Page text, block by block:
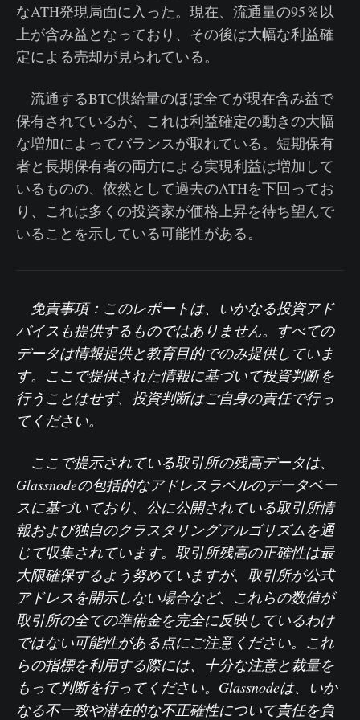
なATH発現局面に入った。現在、流通量の95％以
上が含み益となっており、その後は大幅な利益確
定による売却が見られている。
流通するBTC供給量のほぼ全てが現在含み益で
保有されているが、これは利益確定の動きの大幅
な増加によってバランスが取れている。短期保有
者と長期保有者の両方による実現利益は増加して
いるものの、依然として過去のATHを下回ってお
り、これは多くの投資家が価格上昇を待ち望んで
いることを示している可能性がある。
免責事項：このレポートは、いかなる投資アド
バイスも提供するものではありません。すべての
データは情報提供と教育目的でのみ提供していま
す。ここで提供された情報に基づいて投資判断を
行うことはせず、投資判断はご自身の責任で行っ
てください。
ここで提示されている取引所の残高データは、
Glassnodeの包括的なアドレスラベルのデータベー
スに基づいており、公に公開されている取引所情
報および独自のクラスタリングアルゴリズムを通
じて収集されています。取引所残高の正確性は最
大限確保するよう努めていますが、取引所が公式
アドレスを開示しない場合など、これらの数値が
取引所の全ての準備金を完全に反映しているわけ
ではない可能性がある点にご注意ください。これ
らの指標を利用する際には、十分な注意と裁量を
もって判断を行ってください。Glassnodeは、いか
なる不一致や潜在的な不正確性について責任を負